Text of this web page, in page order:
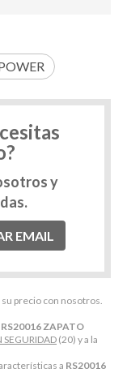
precio con nosotros.
RS20016 ZAPATO
SEGURIDAD (20) y a la
a RS20016
y
EMAIL